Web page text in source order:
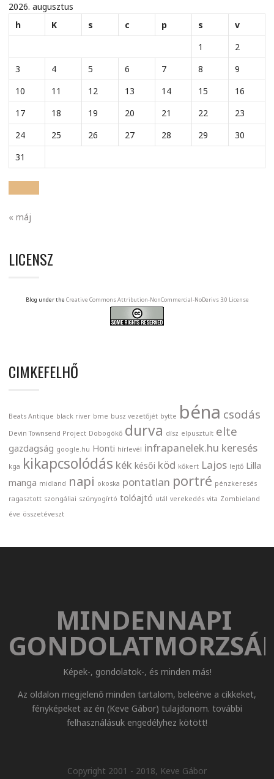
2026. augusztus
h
K s c p s
v
1
2
3
4 5 6 7 8
9
10
11 12 13 14 15
16
17
18 19 20 21 22
23
24
25 26 27 28 29
30
31
« máj
LICENSZ
Blog under the Creative Commons Attribution-NonCommercial-NoDerivs 3.0 License
CIMKEFELHŐ
Beats Antique black river bme busz vezetőjét bytte béna csodás
Devin Townsend Project Dobogókő durva dísz elpusztult elte
gazdagság google.hu Honti hírlevél infrapanelek.hu keresés
kga kikapcsolódás kék késői köd kőkert Lajos lejtő Lilla
manga midland napi okoska pontatlan portré pénzkeresés
ragasztott szongáliai szúnyogírtó tolóajtó utál verekedés vita Zombieland
éve összetéveszt
MINDENNAPI
Képek-, gondolatok-, és minden más!
Az oldalon megjelenő minden tartalom, beleérve a cikkeket,
fényképeket az én (Keve Gábor) tulajdonom. további
felhasználásuk engedélyhez kötött!
Copyright 2001 - 2018, Keve Gábor